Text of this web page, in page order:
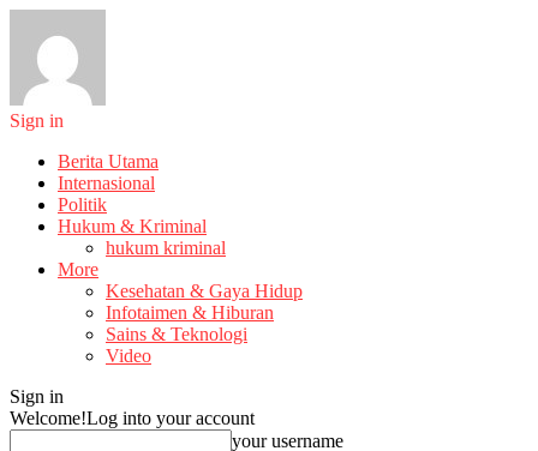
Sign in
Berita Utama
Internasional
Politik
Hukum & Kriminal
hukum kriminal
More
Kesehatan & Gaya Hidup
Infotaimen & Hiburan
Sains & Teknologi
Video
Sign in
Welcome!Log into your account
your username